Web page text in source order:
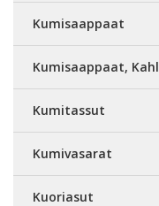
Kumisaappaat
Kumisaappaat,
Kumitassut
Kumivasarat
Kuoriasut